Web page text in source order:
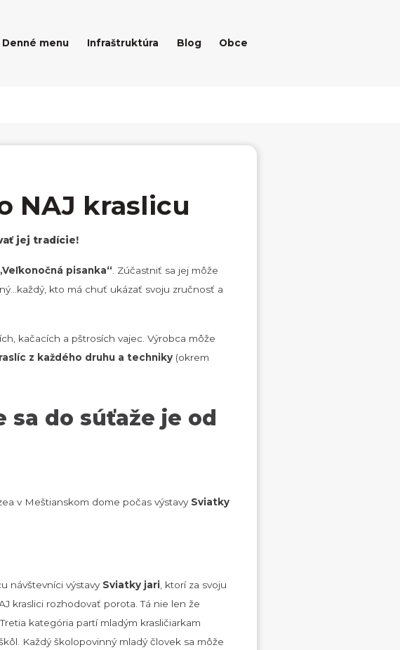
Denné menu Infraštruktúra Blog Obce
NAJ kraslicu
jej tradície!
pisanka“ . Zúčastniť sa jej môže
kto má chuť ukázať svoju zručnosť a
kačacích a pštrosích vajec. Výrobca môže
z každého druhu a techniky (okrem
do súťaže je od
v Meštianskom dome počas výstavy Sviatky
návštevníci výstavy Sviatky jari , ktorí za svoju
kraslici rozhodovať porota. Tá nie len že
. Tretia kategória partí mladým krasličiarkam
Každý školopovinný mladý človek sa môže